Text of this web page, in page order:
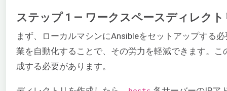
ステップ 1 — ワークスペースディレク
まず、ローカルマシンにAnsibleをセットアップする
業を自動化することで、その労力を軽減できます。
成する必要があります。